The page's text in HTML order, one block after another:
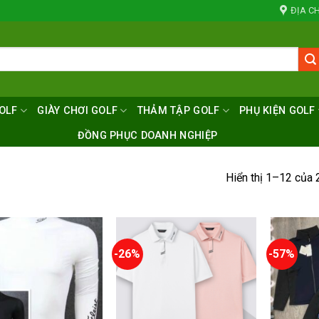
ĐỊA
GIÀY CHƠI GOLF THẢM TẬP GOLF PHỤ KIỆN GOLF
ĐỒNG PHỤC DOANH NGHIỆP
Hiển thị 1–12 của
-26% -57%